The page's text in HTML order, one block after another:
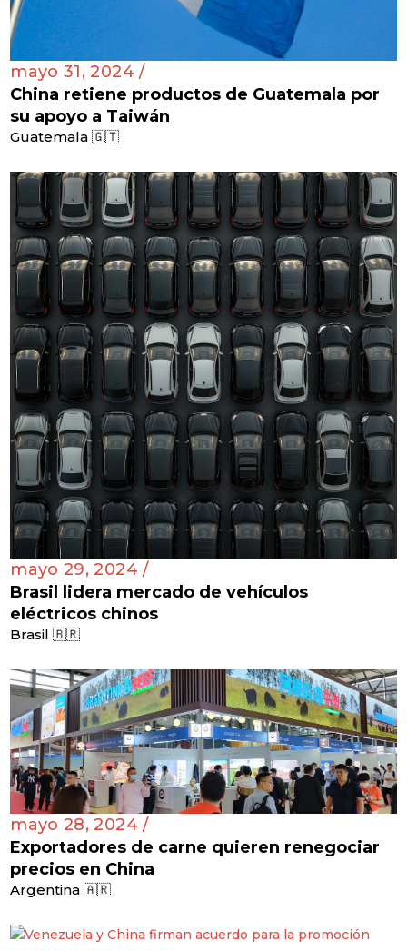
mayo 31, 2024 /
China retiene productos de Guatemala por
su apoyo a Taiwán
Guatemala 🇬🇹
mayo 29, 2024 /
Brasil lidera mercado de vehículos
eléctricos chinos
Brasil 🇧🇷
mayo 28, 2024 /
Exportadores de carne quieren renegociar
precios en China
Argentina 🇦🇷